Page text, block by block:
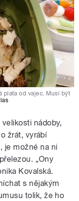
plata od vajec. Musí být
nádoby,
žrát, vyrábí
je možné na ni
„Ony
Kovalská.
s nějakým
tolik, že ho